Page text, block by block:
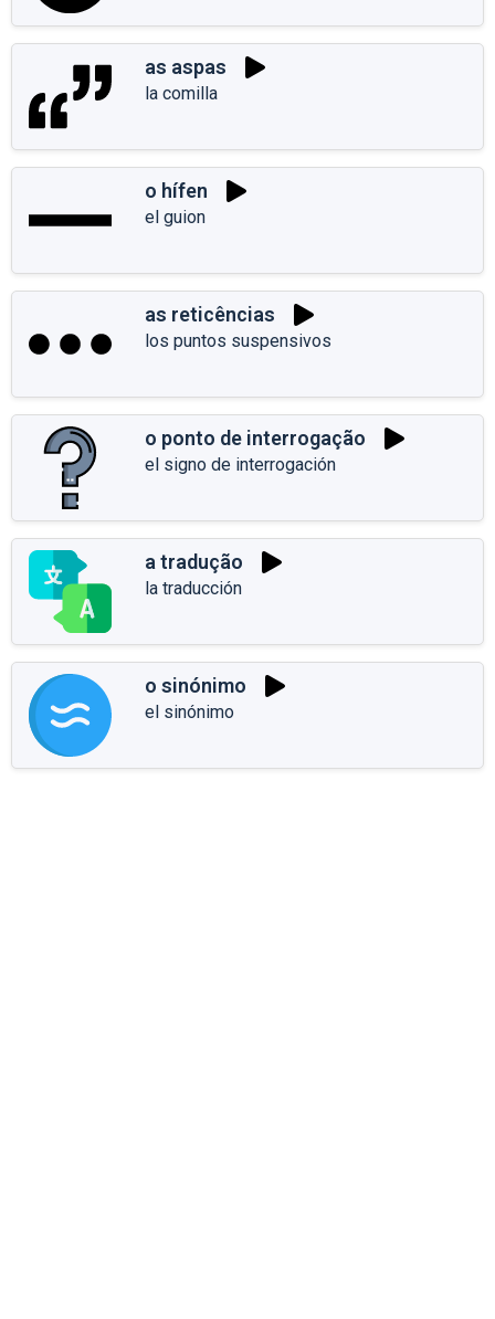
as aspas
la comilla
o hífen
el guion
as reticências
los puntos suspensivos
o ponto de interrogação
el signo de interrogación
a tradução
la traducción
o sinónimo
el sinónimo